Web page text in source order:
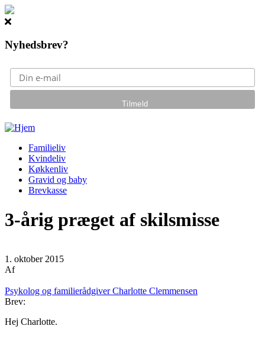
Nyhedsbrev?
Gå til hovedindhold
Familieliv
Kvindeliv
Køkkenliv
Gravid og baby
Brevkasse
3-årig præget af skilsmisse
1. oktober 2015
Af
Psykolog og familierådgiver Charlotte Clemmensen
Brev:
Hej Charlotte.